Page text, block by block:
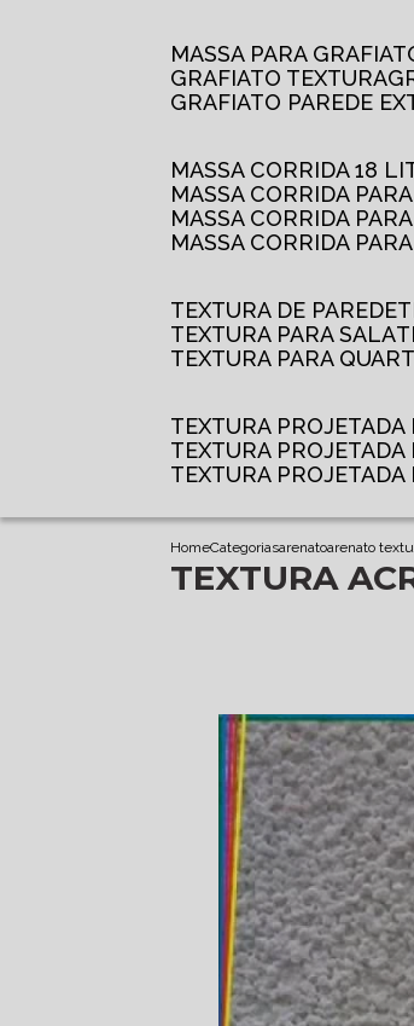
MASSA PARA
GRAFIATO TEXTURA
GRAFIATO PAREDE
MASSA CORRIDA 18
MASSA CORRIDA
MASSA CORRIDA
MASSA CORRIDA
TEXTURA DE PAREDE
TEXTURA PARA SALA
TEXTURA PARA
TEXTURA
TEXTURA
TEXTURA
HomeCategoriasarenatoarenato
TEXTURA